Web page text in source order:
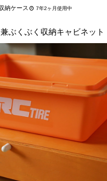
納ケース 7年2ヶ月使用中
ぶくぶく収納キャビネット